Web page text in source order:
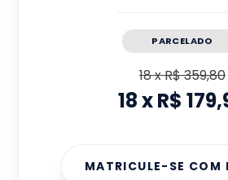
PARCELADO
18xR$ 359,80
18xR$
MATRICULE-SE COM